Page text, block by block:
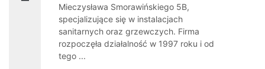
Mieczysława Smorawińskiego 5B,
specjalizujące się w instalacjach
sanitarnych oraz grzewczych. Firma
rozpoczęła działalność w 1997 roku i od
tego ...